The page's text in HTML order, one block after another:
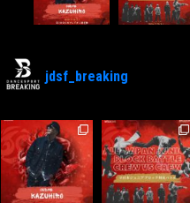
jdsf_breaking